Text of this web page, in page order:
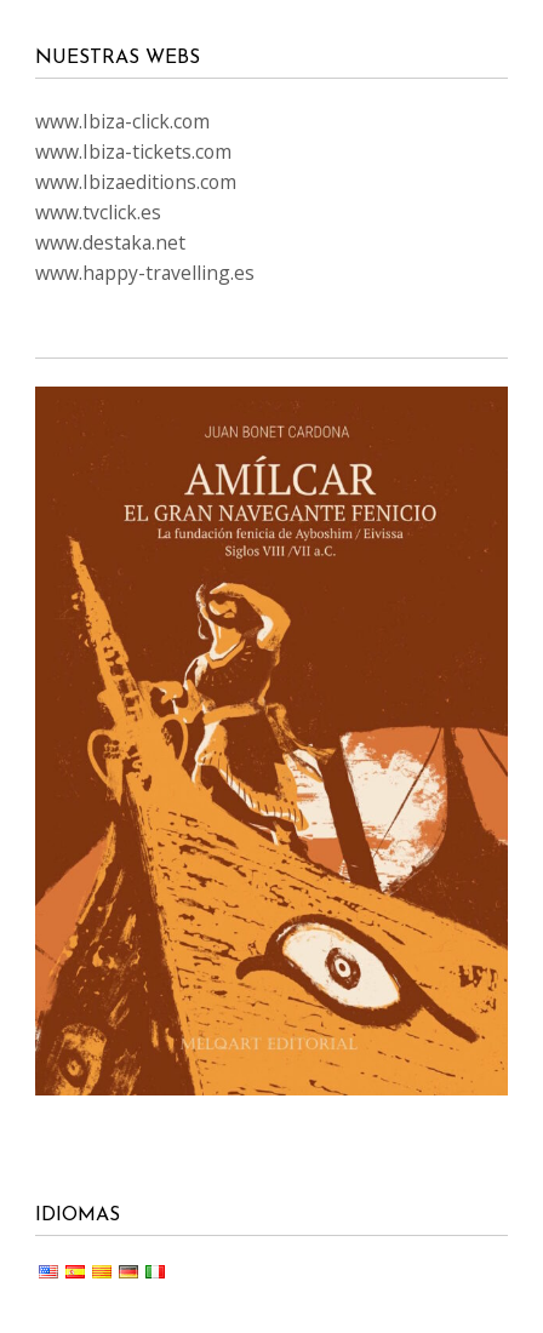
NUESTRAS WEBS
www.Ibiza-click.com
www.Ibiza-tickets.com
www.Ibizaeditions.com
www.tvclick.es
www.destaka.net
www.happy-travelling.es
IDIOMAS